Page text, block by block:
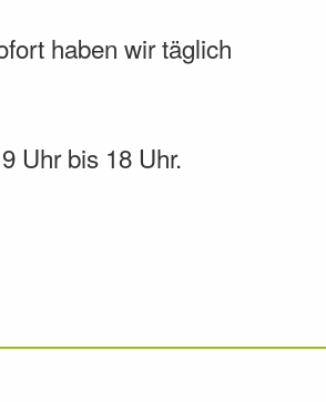
haben wir täglich
Uhr bis 18 Uhr.